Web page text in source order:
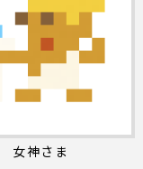
女神さま